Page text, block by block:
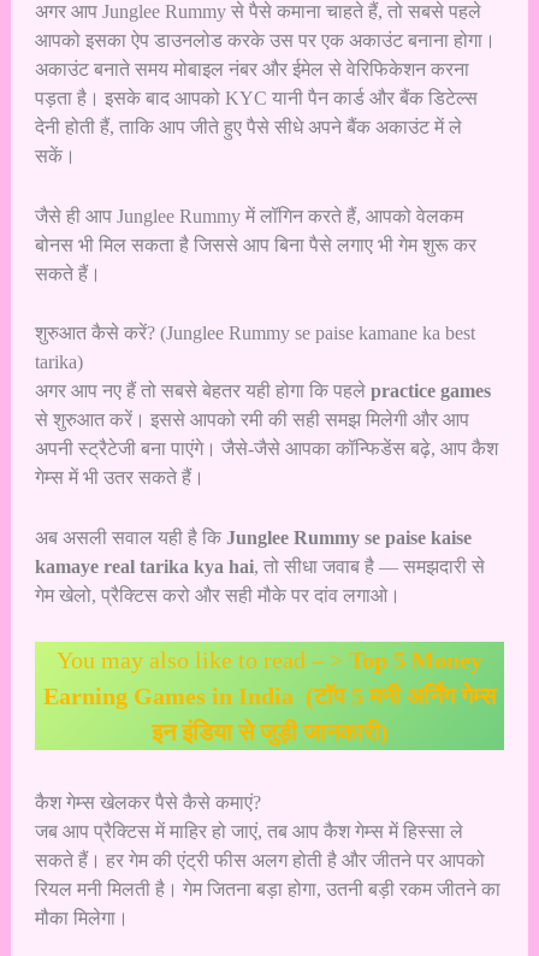
अगर आप Junglee Rummy से पैसे कमाना चाहते हैं, तो सबसे पहले
आपको इसका ऐप डाउनलोड करके उस पर एक अकाउंट बनाना होगा।
अकाउंट बनाते समय मोबाइल नंबर और ईमेल से वेरिफिकेशन करना
पड़ता है। इसके बाद आपको KYC यानी पैन कार्ड और बैंक डिटेल्स
देनी होती हैं, ताकि आप जीते हुए पैसे सीधे अपने बैंक अकाउंट में ले
सकें।
जैसे ही आप Junglee Rummy में लॉगिन करते हैं, आपको वेलकम
बोनस भी मिल सकता है जिससे आप बिना पैसे लगाए भी गेम शुरू कर
सकते हैं।
शुरुआत कैसे करें? (Junglee Rummy se paise kamane ka best
tarika)
अगर आप नए हैं तो सबसे बेहतर यही होगा कि पहले practice games
से शुरुआत करें। इससे आपको रमी की सही समझ मिलेगी और आप
अपनी स्ट्रैटेजी बना पाएंगे। जैसे-जैसे आपका कॉन्फिडेंस बढ़े, आप कैश
गेम्स में भी उतर सकते हैं।
अब असली सवाल यही है कि Junglee Rummy se paise kaise
kamaye real tarika kya hai, तो सीधा जवाब है — समझदारी से
गेम खेलो, प्रैक्टिस करो और सही मौके पर दांव लगाओ।
You may also like to read – > Top 5 Money
Earning Games in India (टॉप 5 मनी अर्निंग गेम्स
इन इंडिया से जुड़ी जानकारी)
कैश गेम्स खेलकर पैसे कैसे कमाएं?
जब आप प्रैक्टिस में माहिर हो जाएं, तब आप कैश गेम्स में हिस्सा ले
सकते हैं। हर गेम की एंट्री फीस अलग होती है और जीतने पर आपको
रियल मनी मिलती है। गेम जितना बड़ा होगा, उतनी बड़ी रकम जीतने का
मौका मिलेगा।